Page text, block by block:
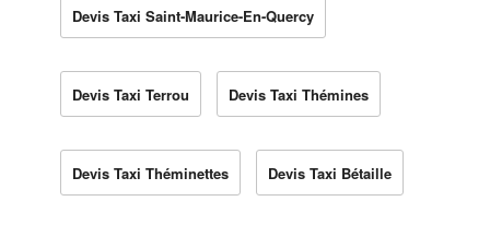
Devis Taxi Saint-Maurice-En-Quercy
Devis Taxi Terrou Devis Taxi Thémines
Devis Taxi Théminettes Devis Taxi Bétaille